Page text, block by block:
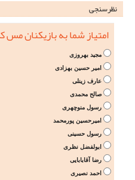
نظرسنجی
امتیاز شما به بازیکنان
مجید بهروزی
امیر حسین بهزادی
عارف زینلی
صالح محمدی
رسول منوچهری
امیرحسین پورمحمد
رسول حسینی
ابولفضل نظری
رضا آقابابایی
احمد نصیری